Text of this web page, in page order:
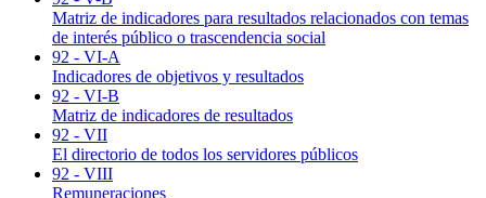
Matriz de indicadores para resultados relacionados con temas
de interés público o trascendencia social
92 - VI-A
Indicadores de objetivos y resultados
92 - VI-B
Matriz de indicadores de resultados
92 - VII
El directorio de todos los servidores públicos
92 - VIII
Remuneraciones